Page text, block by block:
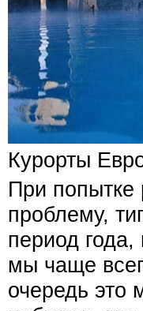
Курорты
При попытке
проблему,
период года,
мы чаще
очередь это